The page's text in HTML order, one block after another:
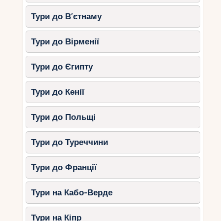
Знижки на екскурсії.
Пакети із включеним дайвінгом.
Безкоштовні апгрейди номерів.
4.Ель-Гуна
Ель-Гуна, відома як «Єгипетська Венеція»,
пропонує гарні лагуни та затишні готелі.
Акції:
Знижки на катання на човнах.
Безкоштовні ночі у готелі.
Пакети для пар та молодят.
Поради для туристів
Порівнюйте
Тури до В’єтнаму
Тури до Вірменії
Тури до Єгипту
Тури до Кенії
Тури до Польщі
Тури до Туреччини
Тури до Франції
Тури на Кабо-Верде
Тури на Кіпр